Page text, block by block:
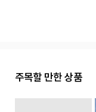
주목할 만한 상품